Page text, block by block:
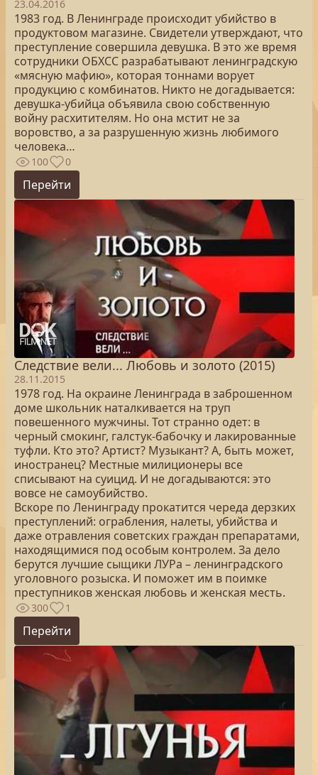
23.04.2016
1983 год. В Ленинграде происходит убийство в
продуктовом магазине. Свидетели утверждают, что
преступление совершила девушка. В это же время
сотрудники ОБХСС разрабатывают ленинградскую
«мясную мафию», которая тоннами ворует
продукцию с комбинатов. Никто не догадывается:
девушка-убийца объявила свою собственную
войну расхитителям. Но она мстит не за
воровство, а за разрушенную жизнь любимого
человека…
100 0
Перейти
Следствие вели... Любовь и золото (2015)
28.11.2015
1978 год. На окраине Ленинграда в заброшенном
доме школьник наталкивается на труп
повешенного мужчины. Тот странно одет: в
черный смокинг, галстук-бабочку и лакированные
туфли. Кто это? Артист? Музыкант? А, быть может,
иностранец? Местные милиционеры все
списывают на суицид. И не догадываются: это
вовсе не самоубийство.
Вскоре по Ленинграду прокатится череда дерзких
преступлений: ограбления, налеты, убийства и
даже отравления советских граждан препаратами,
находящимися под особым контролем. За дело
берутся лучшие сыщики ЛУРа – ленинградского
уголовного розыска. И поможет им в поимке
преступников женская любовь и женская месть.
300 1
Перейти